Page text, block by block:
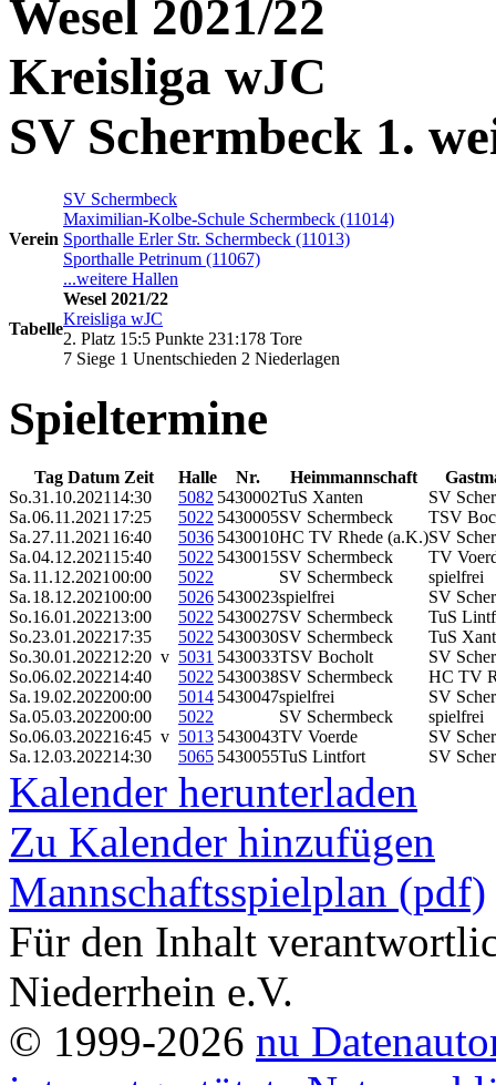
Wesel 2021/22
Kreisliga wJC
SV Schermbeck 1.
Verein
SV Schermbeck
Maximilian-Kolbe-Schule Schermbeck (11014)
Sporthalle Erler Str. Schermbeck (11013)
Sporthalle Petrinum (11067)
...weitere Hallen
Tabelle
Wesel 2021/22
Kreisliga wJC
2. Platz 15:5 Punkte 231:178 Tore
7 Siege 1 Unentschieden 2 Niederlagen
Spieltermine
Tag Datum Zeit Halle Nr. Heimmannschaft
So.31.10.2021 14:30 5082 5430002TuS Xanten
SV
Sa.06.11.2021 17:25 5022 5430005SV Schermbeck
TSV
Sa.27.11.2021 16:40 5036 5430010HC TV Rhede (a.K.)SV
Sa.04.12.2021 15:40 5022 5430015SV Schermbeck
TV
Sa.11.12.2021 00:00 5022 SV Schermbeck
spielfrei
Sa.18.12.202100:00 5026 5430023spielfrei
SV
So.16.01.202213:00 5022 5430027SV Schermbeck
TuS
So.23.01.202217:35 5022 5430030SV Schermbeck
TuS
So.30.01.202212:20 v 5031 5430033TSV Bocholt
SV
So.06.02.202214:40 5022 5430038SV Schermbeck
HC TV
Sa.19.02.202200:00 5014 5430047spielfrei
SV
Sa.05.03.202200:00 5022 SV Schermbeck
spielfrei
So.06.03.202216:45 v 5013 5430043TV Voerde
SV
Sa.12.03.202214:30 5065 5430055TuS Lintfort SV
Kalender herunterladen
Zu Kalender hinzufügen
Mannschaftsspielplan (pdf)
Für den Inhalt
Niederrhein e.V.
© 1999-2026 nu